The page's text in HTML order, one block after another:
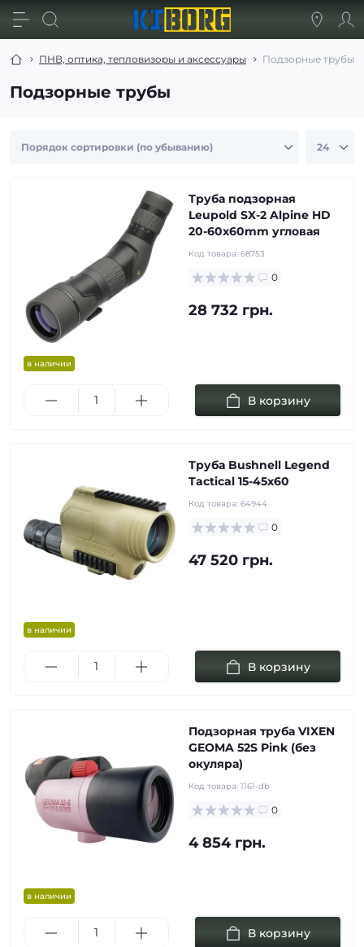
ПНВ, оптика, тепловизоры и аксессуары Подзорные трубы
Подзорные трубы
в наличии
Труба подзорная
Leupold SX-2 Alpine HD
20-60x60mm угловая
Код товара: 68753
0
28 732 грн.
В корзину
в наличии
Труба Bushnell Legend
Tactical 15-45x60
Код товара: 64944
0
47 520 грн.
В корзину
в наличии
Подзорная труба VIXEN
GEOMA 52S Pink (без
окуляра)
Код товара: 1161-db
0
4 854 грн.
В корзину